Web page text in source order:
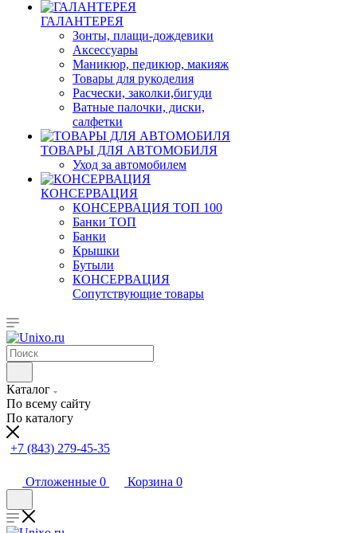
ГАЛАНТЕРЕЯ
Зонты, плащи-дождевики
Аксессуары
Маникюр, педикюр, макияж
Товары для рукоделия
Расчески, заколки,бигуди
Ватные палочки, диски,
салфетки
ТОВАРЫ ДЛЯ АВТОМОБИЛЯ
Уход за автомобилем
КОНСЕРВАЦИЯ
КОНСЕРВАЦИЯ ТОП 100
Банки ТОП
Банки
Крышки
Бутыли
КОНСЕРВАЦИЯ
Сопутствующие товары
Каталог
По всему сайту
По каталогу
+7 (843) 279-45-35
Отложенные 0 Корзина 0